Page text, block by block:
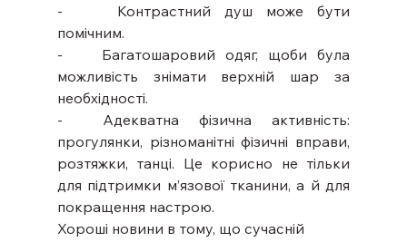
-    Контрастний душ може бути
помічним.
-    Багатошаровий одяг, щоби була
можливість знімати верхній шар за
необхідності.
-  Адекватна фізична активність:
прогулянки, різноманітні фізичні вправи,
розтяжки, танці. Це корисно не тільки
для підтримки м’язової тканини, а й для
покращення настрою.
Хороші новини в тому, що сучасній